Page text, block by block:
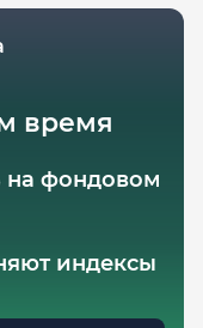
время
на фондовом
индексы